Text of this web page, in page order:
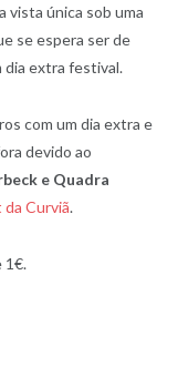
vista única sob uma
se espera ser de
dia extra festival.
com um dia extra e
devido ao
e Quadra
da Curviã.
1€.